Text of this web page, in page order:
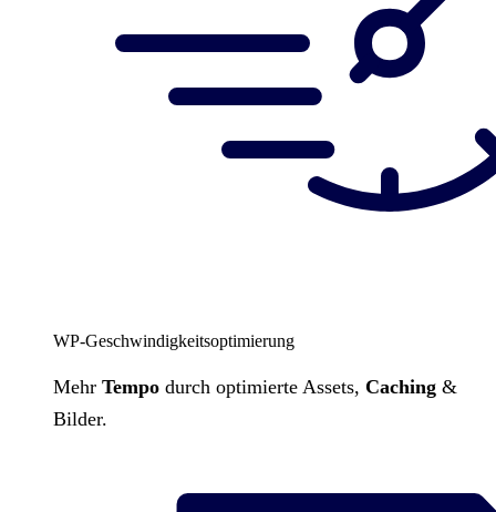
WP-Geschwindigkeitsoptimierung
Mehr Tempo durch optimierte Assets, Caching &
Bilder.